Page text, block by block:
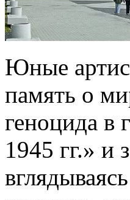
Юные
память о
геноцида в
1945 гг.» и